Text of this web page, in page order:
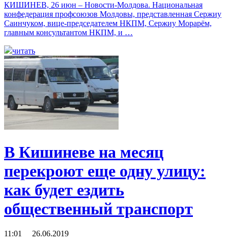
КИШИНЕВ, 26 июн – Новости-Молдова. Национальная
конфедерация профсоюзов Молдовы, представленная Сержиу
Саинчуком, вице-председателем НКПМ, Сержиу Морарём,
главным консультантом НКПМ, и …
читать
В Кишиневе на месяц
перекроют еще одну улицу:
как будет ездить
общественный транспорт
11:01 26.06.2019